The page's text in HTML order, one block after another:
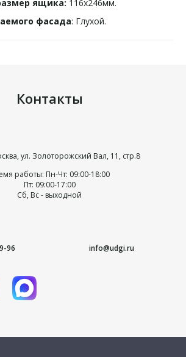
ящика: 116х246мм.
фасада: Глухой.
Контакты
ул. Золоторожский Вал, 11, стр.8
работы: Пн-Чт: 09:00-18:00
Пт: 09:00-17:00
Сб, Вс - выходной
96 info@udgi.ru